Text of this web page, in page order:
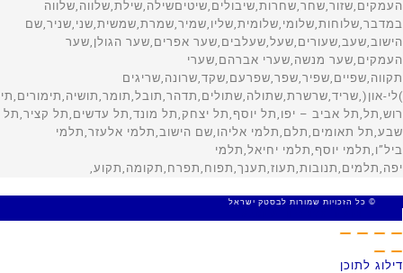
© כל הזכויות שמורות לבסטק ישראל
דילוג לתוכן